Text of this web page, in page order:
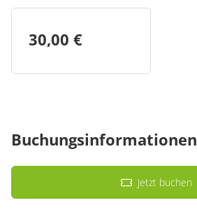
Kartenverkauf
Im Vorverkauf erhältlich
Online erhältlich
Anmeldung
30,00 €
Buchungsinformationen
Jetzt buchen